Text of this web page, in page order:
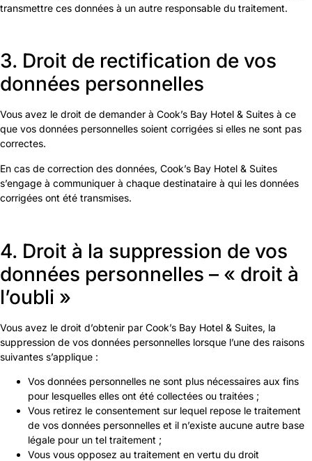
transmettre ces données à un autre responsable du traitement.
3. Droit de rectification de vos
données personnelles
Vous avez le droit de demander à Cook’s Bay Hotel & Suites à ce
que vos données personnelles soient corrigées si elles ne sont pas
correctes.
En cas de correction des données, Cook’s Bay Hotel & Suites
s’engage à communiquer à chaque destinataire à qui les données
corrigées ont été transmises.
4. Droit à la suppression de vos
données personnelles – « droit à
l’oubli »
Vous avez le droit d’obtenir par Cook’s Bay Hotel & Suites, la
suppression de vos données personnelles lorsque l’une des raisons
suivantes s’applique :
Vos données personnelles ne sont plus nécessaires aux fins
pour lesquelles elles ont été collectées ou traitées ;
Vous retirez le consentement sur lequel repose le traitement
de vos données personnelles et il n’existe aucune autre base
légale pour un tel traitement ;
Vous vous opposez au traitement en vertu du droit